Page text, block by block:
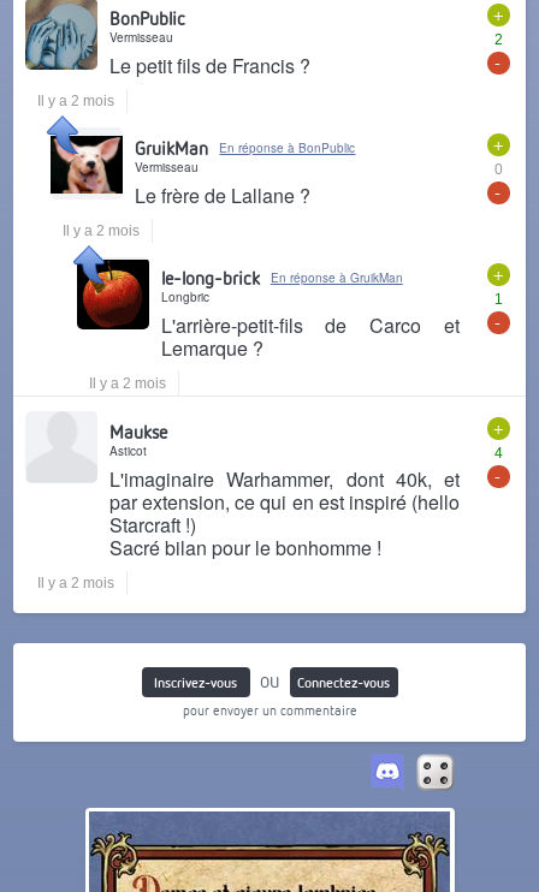
+
2
-
BonPublic
Vermisseau
Le petit fils de Francis ?
Il y a 2 mois
+
0
-
GruikMan
En réponse à BonPublic
Vermisseau
Le frère de Lallane ?
Il y a 2 mois
+
1
-
le-long-brick
En réponse à GruikMan
Longbric
L'arrière-petit-fils de Carco et
Lemarque ?
Il y a 2 mois
+
4
-
Maukse
Asticot
L'imaginaire Warhammer, dont 40k, et
par extension, ce qui en est inspiré (hello
Starcraft !)
Sacré bilan pour le bonhomme !
Il y a 2 mois
Inscrivez-vous ou
Connectez-vous
pour envoyer un commentaire